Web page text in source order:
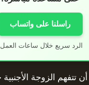
راسلنا على واتساب
الرد سريع خلال ساعات العمل.
تتفهم الزوجة الأجنبية